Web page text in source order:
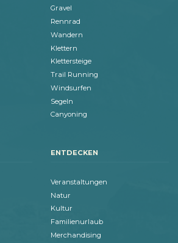
Gravel
Rennrad
Wandern
Klettern
Klettersteige
Trail Running
Windsurfen
Segeln
Canyoning
ENTDECKEN
Veranstaltungen
Natur
Kultur
Familienurlaub
Merchandising